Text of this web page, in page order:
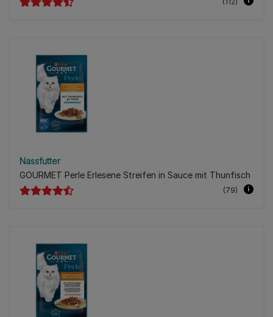
Nassfutter
GOURMET Perle Erlesene Streifen in Sauce mit Thunfisch
(79)